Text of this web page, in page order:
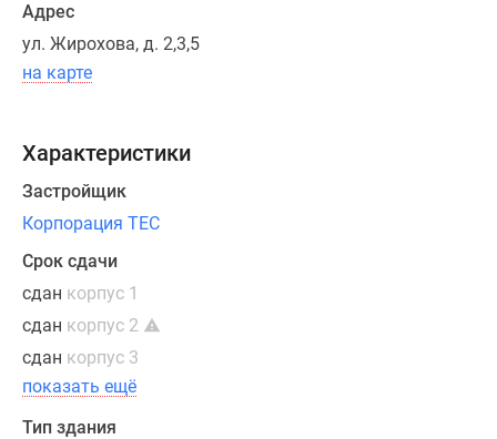
с
разнообразными
планировочными
том
числе,
объединенными
кухнями-
гостиными,
туалетами,
отдельными
кладовыми
и
Адрес
ул. Жирохова, д. 2,3,5
на карте
Характеристики
Застройщик
Корпорация ТЕС
Срок сдачи
сдан корпус 1
сдан корпус 2
сдан корпус 3
показать ещё
Тип здания